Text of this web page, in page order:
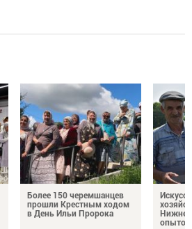
Более 150 черемшанцев
прошли Крестным ходом
в День Ильи Пророка
Нижней
опытом